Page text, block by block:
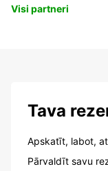
Visi partneri
Tava
Apskatīt, labot,
Pārvaldīt savu